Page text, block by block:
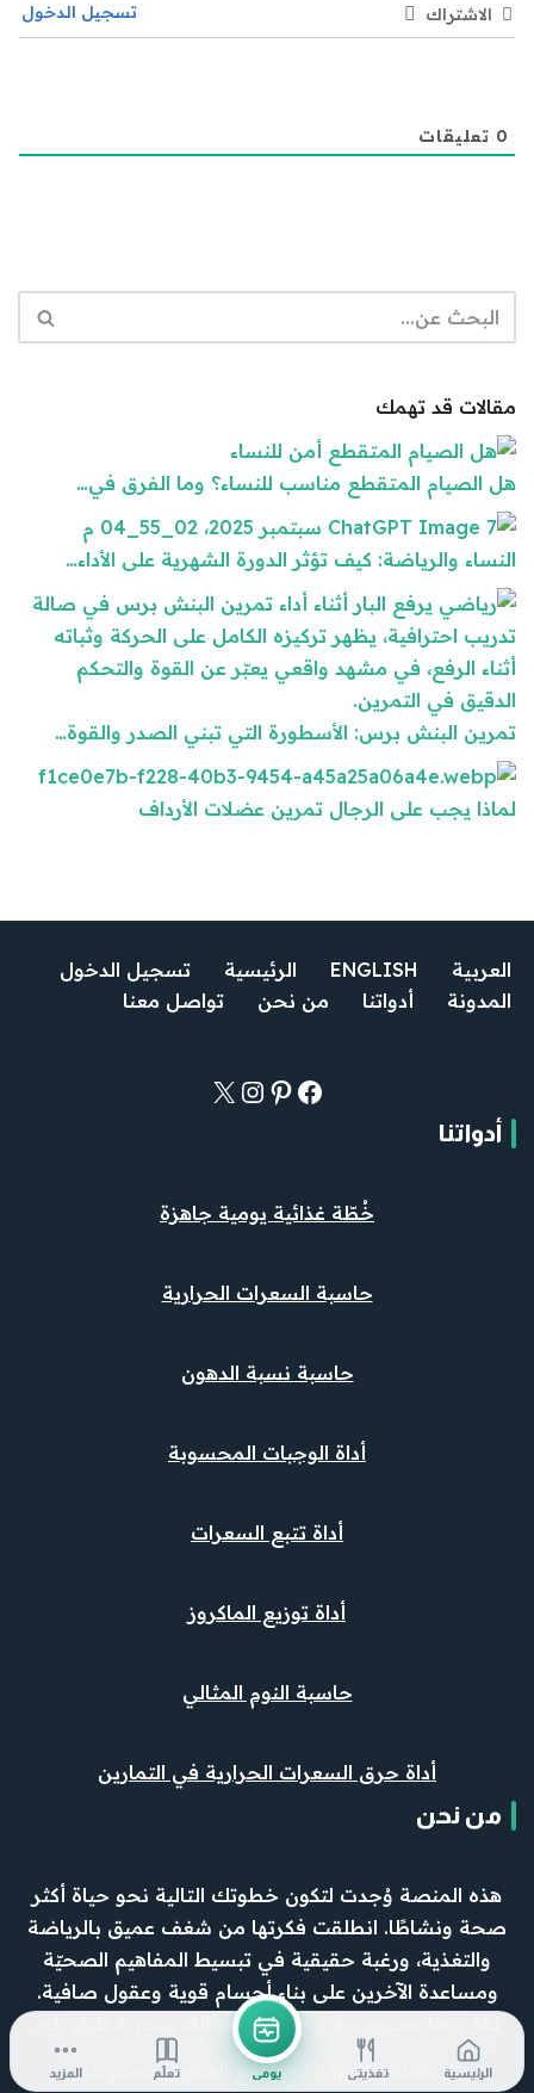
الاشتراك تسجيل الدخول
0 تعليقات
مقالات قد تهمك
هل الصيام المتقطع مناسب للنساء؟ وما الفرق في…
النساء والرياضة: كيف تؤثر الدورة الشهرية على الأداء…
تمرين البنش برس: الأسطورة التي تبني الصدر والقوة…
لماذا يجب على الرجال تمرين عضلات الأرداف
العربية ENGLISH الرئيسية
تسجيل الدخول
المدونة
أدواتنا من نحن تواصل معنا
أدواتنا
خُطّة غذائية يومية جاهزة
حاسبة السعرات الحرارية
حاسبة نسبة الدهون
أداة الوجبات المحسوبة
أداة تتبع السعرات
أداة توزيع الماكروز
حاسبة النوم المثالي
أداة حرق السعرات الحرارية في التمارين
من نحن
هذه المنصة وُجدت لتكون خطوتك التالية نحو حياة أكثر
صحة ونشاطًا. انطلقت فكرتها من شغف عميق بالرياضة
والتغذية، ورغبة حقيقية في تبسيط المفاهيم الصحيّة
ومساعدة الآخرين على بناء أجسام قوية وعقول صافية.
نقدّم هنا محتوى دقيق، وأدوات فعّالة، وتجربة تليق بك.
© 2026 FitspotX - جميع الحقوق محفوظة.
الرئيسية تغذيتي يومي تعلّم المزيد